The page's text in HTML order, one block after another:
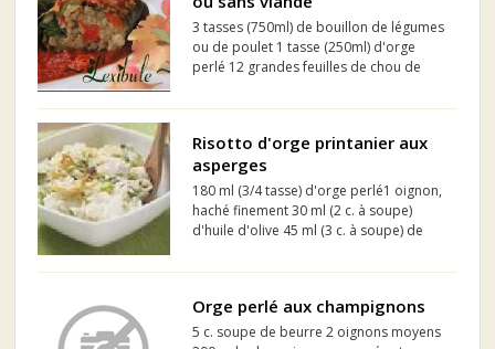
3 tasses (750ml) de bouillon de légumes
ou de poulet 1 tasse (250ml) d'orge
perlé 12 grandes feuilles de chou de
blancs coupés en dés 1 gros oignon
épépiné et coupé en dés 2 c. à...
Risotto d'orge printanier aux
asperges
180 ml (3/4 tasse) d'orge perlé1 oignon,
haché finement 30 ml (2 c. à soupe)
d'huile d'olive 45 ml (3 c. à soupe) de
ml (3 tasses) de bouillon de poulet 250
coupées en d...
Orge perlé aux champignons
5 c. soupe de beurre 2 oignons moyens